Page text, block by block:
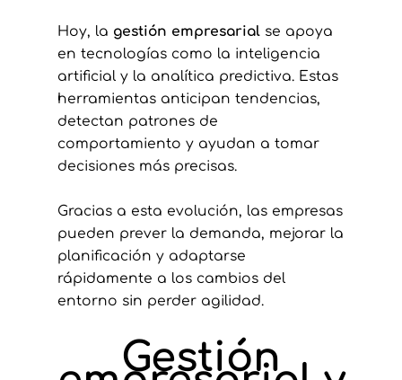
Hoy, la gestión empresarial se apoya
en tecnologías como la inteligencia
artificial y la analítica predictiva. Estas
herramientas anticipan tendencias,
detectan patrones de
comportamiento y ayudan a tomar
decisiones más precisas.
Gracias a esta evolución, las empresas
pueden prever la demanda, mejorar la
planificación y adaptarse
rápidamente a los cambios del
entorno sin perder agilidad.
Gestión